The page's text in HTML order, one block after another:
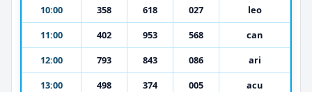
10:00
358 618 027
leo
11:00
402 953 568
can
12:00
793 843 086
ari
13:00
498 374 005
acu